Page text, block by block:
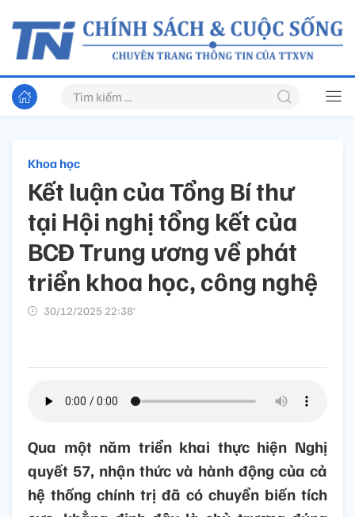
Khoa học
Kết luận của Tổng Bí thư
tại Hội nghị tổng kết của
BCĐ Trung ương về phát
triển khoa học, công nghệ
30/12/2025 22:38’
Qua một năm triển khai thực hiện Nghị
quyết 57, nhận thức và hành động của cả
hệ thống chính trị đã có chuyển biến tích